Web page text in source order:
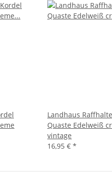
Landhaus
Quaste Edelweiß
vintage
16,95 € *